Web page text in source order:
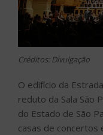
Créditos: Divulgação
O edifício da
reduto da Sala São
do Estado de São
casas de concertos